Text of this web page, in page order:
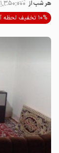
هر شب از 1٬350٬000
10% تخفیف لحظه آخری